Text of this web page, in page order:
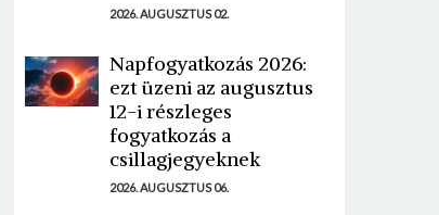
2026. AUGUSZTUS 02.
Napfogyatkozás 2026:
ezt üzeni az augusztus
12-i részleges
fogyatkozás a
csillagjegyeknek
2026. AUGUSZTUS 06.